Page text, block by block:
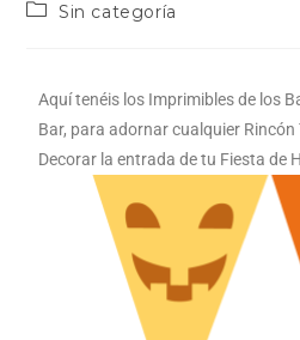
Sin categoría
Aquí tenéis los Imprimibles de los
Bar, para adornar cualquier
Decorar la entrada de tu Fiesta de